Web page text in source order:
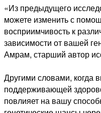
«Из предыдущего
можете изменить с
восприимчивость к
зависимости от вашей
Амрам, старший автор
Другими словами, когда
поддерживающей
повлияет на вашу